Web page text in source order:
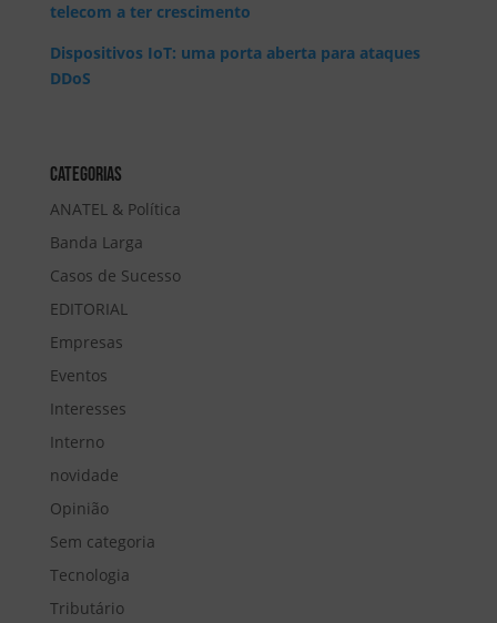
telecom a ter crescimento
Dispositivos IoT: uma porta aberta para ataques
DDoS
Categorias
ANATEL & Política
Banda Larga
Casos de Sucesso
EDITORIAL
Empresas
Eventos
Interesses
Interno
novidade
Opinião
Sem categoria
Tecnologia
Tributário